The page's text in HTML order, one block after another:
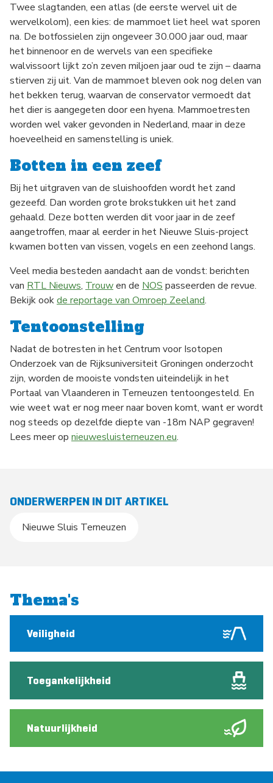
Twee slagtanden, een atlas (de eerste wervel uit de
wervelkolom), een kies: de mammoet liet heel wat sporen
na. De botfossielen zijn ongeveer 30.000 jaar oud, maar
het binnenoor en de wervels van een specifieke
walvissoort lijkt zo’n zeven miljoen jaar oud te zijn – daarna
stierven zij uit. Van de mammoet bleven ook nog delen van
het bekken terug, waarvan de conservator vermoedt dat
het dier is aangegeten door een hyena. Mammoetresten
worden wel vaker gevonden in Nederland, maar in deze
hoeveelheid en samenstelling is uniek.
Botten in een zeef
Bij het uitgraven van de sluishoofden wordt het zand
gezeefd. Dan worden grote brokstukken uit het zand
gehaald. Deze botten werden dit voor jaar in de zeef
aangetroffen, maar al eerder in het Nieuwe Sluis-project
kwamen botten van vissen, vogels en een zeehond langs.
Veel media besteden aandacht aan de vondst: berichten
van RTL Nieuws, Trouwen de NOS passeerden de revue.
Bekijk ookde reportage van Omroep Zeeland.
Tentoonstelling
Nadat de botresten in het Centrum voor Isotopen
Onderzoek van de Rijksuniversiteit Groningen onderzocht
zijn, worden de mooiste vondsten uiteindelijk in het
Portaal van Vlaanderen in Terneuzen tentoongesteld. En
wie weet wat er nog meer naar boven komt, want er wordt
nog steeds op dezelfde diepte van -18m NAP gegraven!
Lees meer op nieuwesluisterneuzen.eu.
ONDERWERPEN IN DIT ARTIKEL
Nieuwe Sluis Terneuzen
Thema's
Veiligheid
Toegankelijkheid
Natuurlijkheid